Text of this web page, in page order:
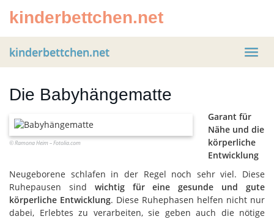
kinderbettchen.net
kinderbettchen.net
Die Babyhängematte
© Ramona Heim – Fotolia.com
Garant für
Nähe und die
körperliche
Entwicklung
Neugeborene schlafen in der Regel noch sehr viel. Diese
Ruhepausen sind wichtig für eine gesunde und gute
körperliche Entwicklung. Diese Ruhephasen helfen nicht nur
dabei, Erlebtes zu verarbeiten, sie geben auch die nötige